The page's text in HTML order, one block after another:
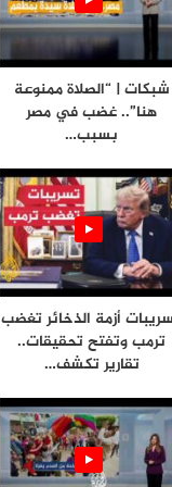
شبكات | “الصلاة ممنوعة
هنا”.. غضب في مصر
بسبب…
أزمة الذخائر تغضب
ترمب وتفتح تحقيقات..
تقارير تكشف…